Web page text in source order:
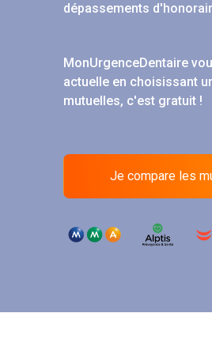
dépassements
MonUrgenceDentaire
actuelle en choisissant
mutuelles, c'est gratuit !
Je compare les